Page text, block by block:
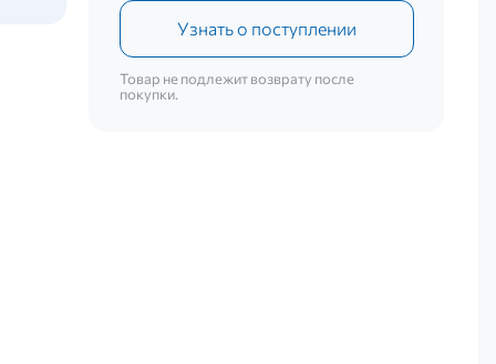
Узнать о поступлении
Товар не подлежит возврату после
покупки.